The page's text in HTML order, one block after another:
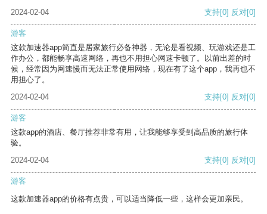
2024-02-04
支持[0] 反对[0]
游客
这款加速器app简直是居家旅行必备神器，无论是看视频、玩游戏还是工
作办公，都能畅享高速网络，再也不用担心网速卡顿了。以前出差的时
候，经常因为网速慢而无法正常使用网络，现在有了这个app，我再也不
用担心了。
2024-02-04
支持[0] 反对[0]
游客
这款app的酒店、餐厅推荐非常有用，让我能够享受到高品质的旅行体
验。
2024-02-04
支持[0] 反对[0]
游客
这款加速器app的价格有点贵，可以适当降低一些，这样会更加亲民。